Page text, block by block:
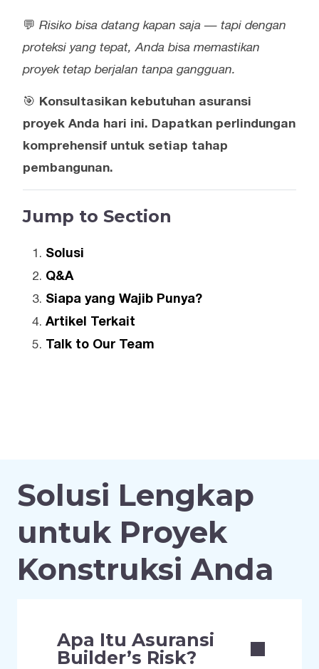
💬 Risiko bisa datang kapan saja — tapi dengan
proteksi yang tepat, Anda bisa memastikan
proyek tetap berjalan tanpa gangguan.
🎯
Konsultasikan kebutuhan asuransi
proyek Anda hari ini. Dapatkan perlindungan
komprehensif untuk setiap tahap
pembangunan.
Jump to Section
Solusi
Q&A
Siapa yang Wajib Punya?
Artikel Terkait
Talk to Our Team
Solusi Lengkap
untuk Proyek
Konstruksi Anda
Apa Itu Asuransi
Builder’s Risk?